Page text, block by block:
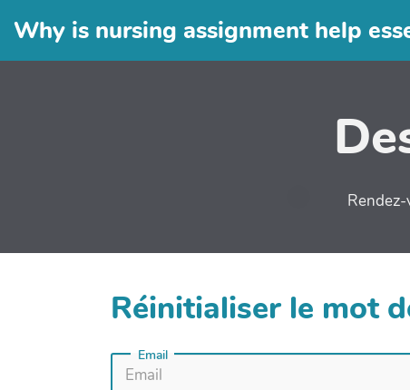
Why is nursing assignment help
Réinitialiser le mot
Email